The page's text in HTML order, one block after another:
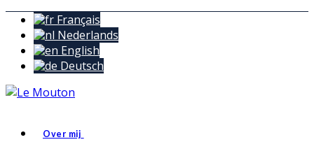
Français
Nederlands
English
Deutsch
Over mij